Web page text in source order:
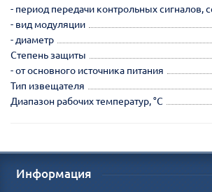
- период передачи контрольных сигналов,
- вид модуляции
- диаметр
Степень защиты
- от основного источника питания
Тип извещателя
Диапазон рабочих температур, °С
Информация